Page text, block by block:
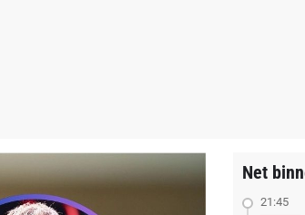
Net
21:45